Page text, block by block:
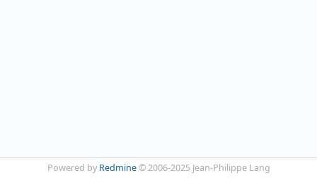
Powered by Redmine© 2006-2025 Jean-Philippe Lang